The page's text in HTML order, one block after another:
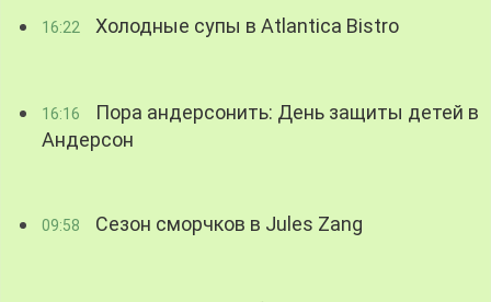
16:22 Холодные супы в Atlantica Bistro
16:16
Пора андерсонить: День защиты детей в
Андерсон
09:58 Сезон сморчков в Jules Zang